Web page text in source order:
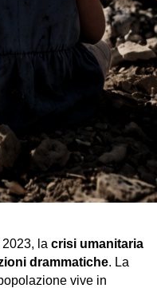
la crisi umanitaria
drammatiche. La
vive in